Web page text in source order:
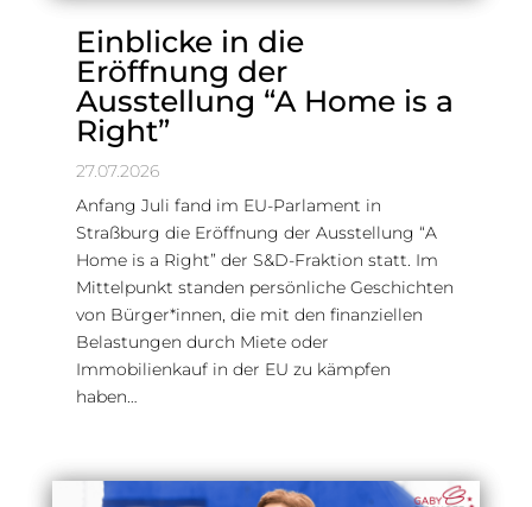
Einblicke in die
Eröffnung der
Ausstellung “A Home is a
Right”
27.07.2026
Anfang Juli fand im EU-Parlament in
Straßburg die Eröffnung der Ausstellung “A
Home is a Right” der S&D-Fraktion statt. Im
Mittelpunkt standen persönliche Geschichten
von Bürger*innen, die mit den finanziellen
Belastungen durch Miete oder
Immobilienkauf in der EU zu kämpfen
haben…